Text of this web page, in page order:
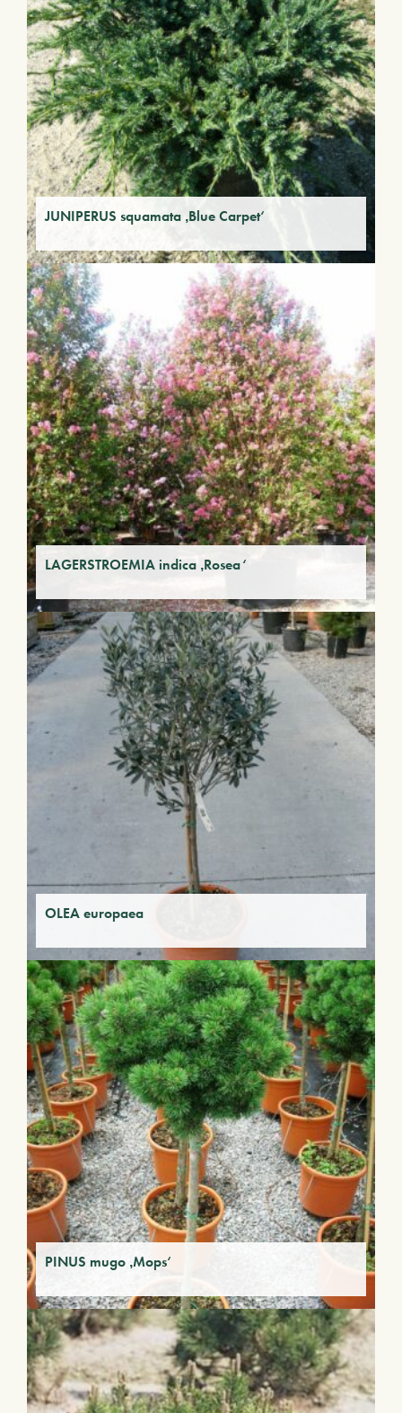
JUNIPERUS squamata ‚Blue Carpet‘
LAGERSTROEMIA indica ‚Rosea‘
OLEA europaea
PINUS mugo ‚Mops‘